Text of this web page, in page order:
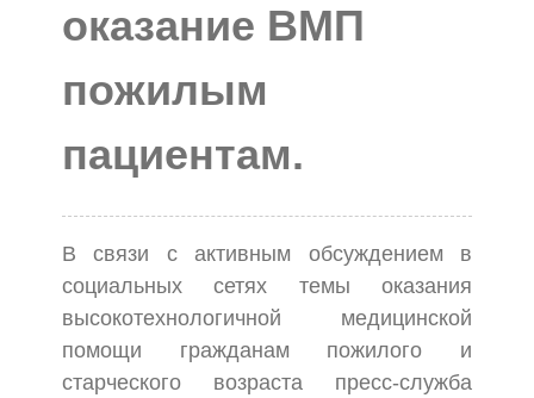
оказание ВМП
пожилым
пациентам.
В связи с активным обсуждением в
социальных сетях темы оказания
высокотехнологичной медицинской
помощи гражданам пожилого и
старческого возраста пресс-служба